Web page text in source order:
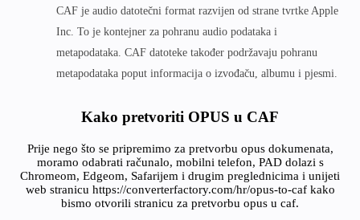
CAF je audio datotečni format razvijen od strane tvrtke Apple
Inc. To je kontejner za pohranu audio podataka i
metapodataka. CAF datoteke također podržavaju pohranu
metapodataka poput informacija o izvođaču, albumu i pjesmi.
Kako pretvoriti OPUS u CAF
Prije nego što se pripremimo za pretvorbu opus dokumenata,
moramo odabrati računalo, mobilni telefon, PAD dolazi s
Chromeom, Edgeom, Safarijem i drugim preglednicima i unijeti
web stranicu https://converterfactory.com/hr/opus-to-caf kako
bismo otvorili stranicu za pretvorbu opus u caf.